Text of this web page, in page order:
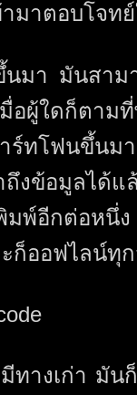
มาตอบโจท
นมา มันสา
ผู้ใดก็ตาม
ทโฟนขึ้นม
ถึงข้อมูลได้
มพ์อีกต่อหนึ่
ก็ออฟไลน์ทุ
ทางเก่า มั